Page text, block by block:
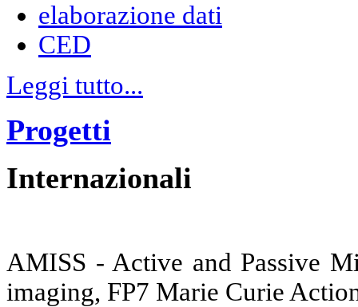
elaborazione dati
CED
Leggi tutto...
Progetti
Internazionali
AMISS - Active and Passive
imaging, FP7 Marie Curie